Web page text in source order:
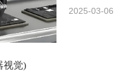
2025-03-06
视觉)